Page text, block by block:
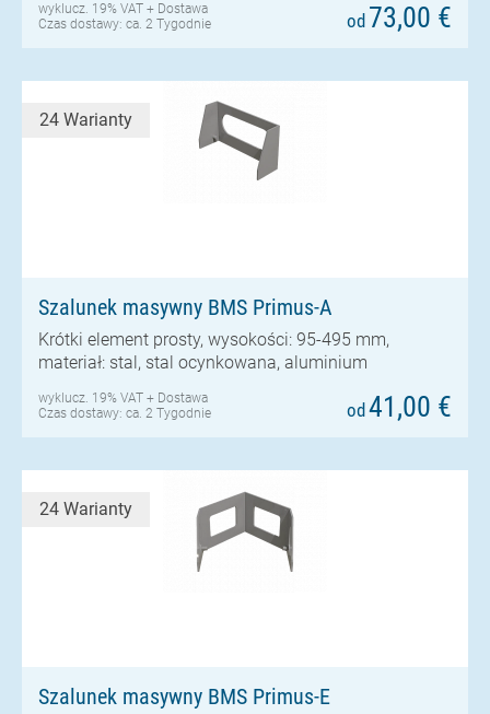
od 73,00 €
wyklucz. 19% VAT + Dostawa
Czas dostawy: ca. 2 Tygodnie
24 Warianty
Szalunek masywny BMS Primus-A
Krótki element prosty, wysokości: 95-495 mm,
materiał: stal, stal ocynkowana, aluminium
od41,00 €
wyklucz. 19% VAT + Dostawa
Czas dostawy: ca. 2 Tygodnie
24 Warianty
Szalunek masywny BMS Primus-E